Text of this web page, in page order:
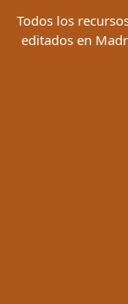
Todos los
editados en